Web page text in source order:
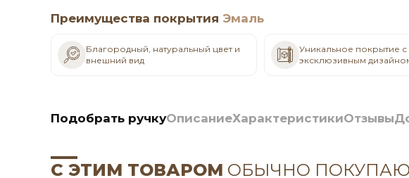
Преимущества покрытия Эмаль
Благородный, натуральный цвет и
внешний вид
Уникальное покрытие с
эксклюзивным
Подобрать ручкуОписаниеХарактеристикиОтзывы
С ЭТИМ ТОВАРОМ ОБЫЧНО